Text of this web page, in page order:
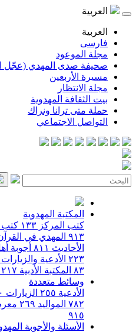
العربية
العربية
فارسی
مجلة الموعود
صحيفة صدى المهدي (عجّل
مسيرة الأربعين
مجلة الانتظار
بيت الثقافة المهدوية
حملة متى ترانا ونراك
التواصل الاجتماعي
المكتبة المهدوية
كتب المركز ١٣٣ كتب
٩١٣ المهدي في
الأحاديث ٨١١ أجوبة
٢٢٣ الأدعية والزيارات
٨٣ المكتبة الأدبية ٢١٧
وسائط متعددة
الأدعية ٢٥٥ الزيارات
٧٨٢ المواليد ٢٦٩
٩١٥
الأسئلة والأجوبة